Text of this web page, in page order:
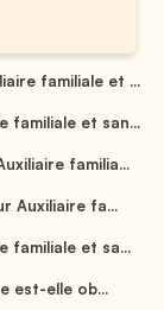
familiale et ...
familiale et san...
familia...
Auxiliaire fa...
familiale et sa...
est-elle ob...